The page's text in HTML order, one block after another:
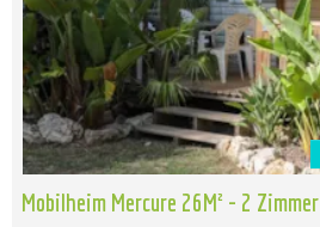
Mobilheim Mercure 26M² - 2 Zimmer